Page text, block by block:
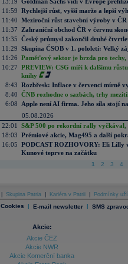
11:59 Rychlejší růst, vyšší marže a lepší
11:40 Meziroční růst stavební výroby v
11:37
Zahraniční obchod ČR v červnu
11:35 Český průmysl zakončil druhé
11:29 Skupina ČSOB v 1. pololetí: Velký
11:26 Paměťový sektor je brzda pro techy,
10:27 PREVIEW: CSG míří k dalšímu
knihy
8:43 Rozbřesk: Inflace v červenci mírně
8:40 ČNB rozhodne o sazbách, trhy
6:08
Apple není AI firma. Jeho síla stojí
05.08.2026
22:01
S&P 500 po rekordní rally vyčkával,
18:03 Prémiové akcie, Mag495 a další
16:05 PODCAST ROZHOVORY: Eli Lilly
Kunové teprve na začátku
1 2 3 4
Skupina Patria Kariéra v Patrii Podmínky
Cookies | E-mail newsletter | SMS
Akcie:
Akcie ČEZ
Akcie NWR
Akcie Komerční banka